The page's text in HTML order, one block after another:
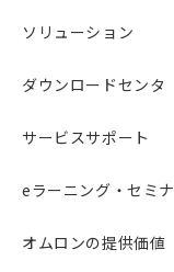
ソリューション
ダウンロードセンタ
サービスサポート
eラーニング・セミナ
オムロンの提供価値